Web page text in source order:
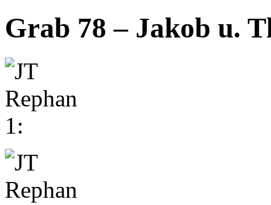
Grab 78 – Jakob u.